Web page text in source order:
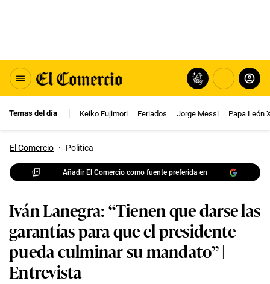
Temas del día Keiko Fujimori Feriados Jorge Messi Papa León
El Comercio · Politica
Añadir El Comercio como fuente preferida en
Iván Lanegra: “Tienen que darse las
garantías para que el presidente
pueda culminar su mandato” |
Entrevista